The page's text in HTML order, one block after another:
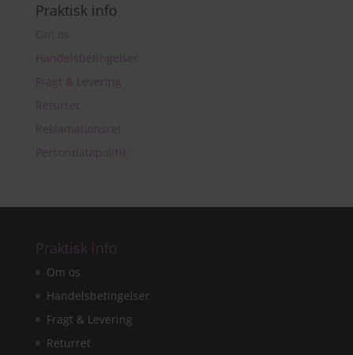
Praktisk info
Om os
Handelsbetingelser
Fragt & Levering
Returret
Reklamationsret
Persondatapolitik
Praktisk info
Om os
Handelsbetingelser
Fragt & Levering
Returret